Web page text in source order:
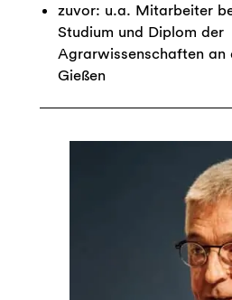
zuvor: u.a. Mitarbeiter
Studium und Diplom der
Agrarwissenschaften an
Gießen